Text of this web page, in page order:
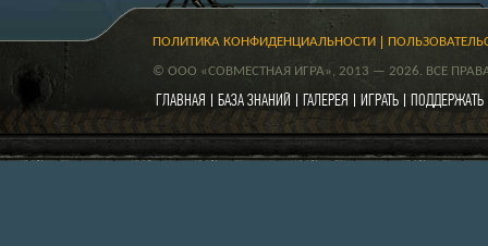
ПОЛИТИКА КОНФИДЕНЦИАЛЬНОСТИ
© ООО «СОВМЕСТНАЯ ИГРА», 2013 — 2026. ВСЕ
ГЛАВНАЯ БАЗА ЗНАНИЙ ГАЛЕРЕЯ ИГРАТЬ ПОДДЕРЖАТЬ